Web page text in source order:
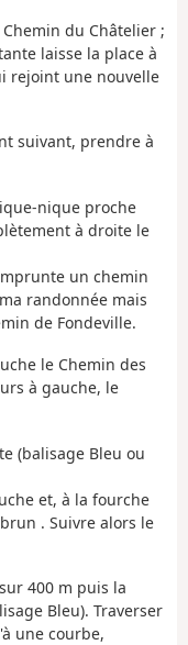
du Châtelier ;
laisse la place à
rejoint une nouvelle
suivant, prendre à
nique proche
à droite le
un chemin
randonnée mais
de Fondeville.
le Chemin des
à gauche, le
(balisage Bleu ou
et, à la fourche
. Suivre alors le
400 m puis la
Bleu). Traverser
une courbe,